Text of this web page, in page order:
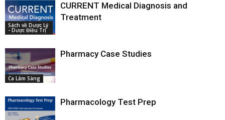
Sách về Dược Lý
- Dược Điều Trị
CURRENT Medical Diagnosis and
Treatment
Ca Lâm Sàng
Pharmacy Case Studies
Pharmacology Test Prep